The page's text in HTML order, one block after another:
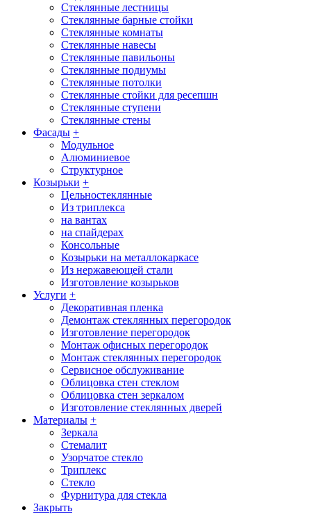
Стеклянные лестницы
Стеклянные барные стойки
Стеклянные комнаты
Стеклянные навесы
Стеклянные павильоны
Стеклянные подиумы
Стеклянные потолки
Стеклянные стойки для ресепшн
Стеклянные ступени
Стеклянные стены
Фасады +
Модульное
Алюминиевое
Структурное
Козырьки +
Цельностеклянные
Из триплекса
на вантах
на спайдерах
Консольные
Козырьки на металлокаркасе
Из нержавеющей стали
Изготовление козырьков
Услуги +
Декоративная пленка
Демонтаж стеклянных перегородок
Изготовление перегородок
Монтаж офисных перегородок
Монтаж стеклянных перегородок
Сервисное обслуживание
Облицовка стен стеклом
Облицовка стен зеркалом
Изготовление стеклянных дверей
Материалы +
Зеркала
Стемалит
Узорчатое стекло
Триплекс
Стекло
Фурнитура для стекла
Закрыть